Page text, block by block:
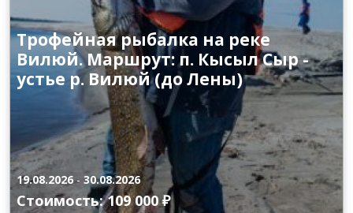
Трофейная рыбалка на реке
Вилюй. Маршрут: п. Кысыл Сыр -
устье р. Вилюй (до Лены)
19.08.2026-30.08.2026
Стоимость: 109 000 ₽